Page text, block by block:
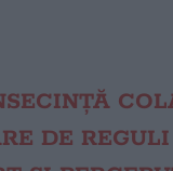
DE REGULI